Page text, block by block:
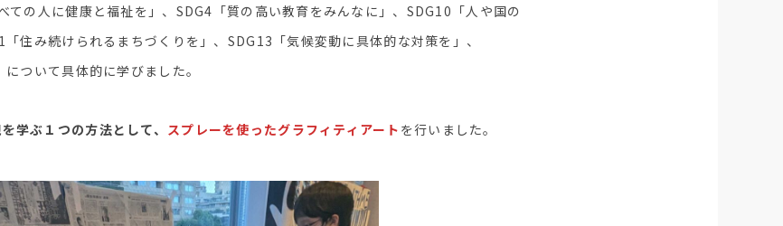
ての人に健康と福祉を」、SDG4「質の高い教育をみんなに」、SDG10「人や国の
住み続けられるまちづくりを」、SDG13「気候変動に具体的な対策を」、
ついて具体的に学びました。
学ぶ１つの方法として、 スプレーを使ったグラフィティアート を行いました。